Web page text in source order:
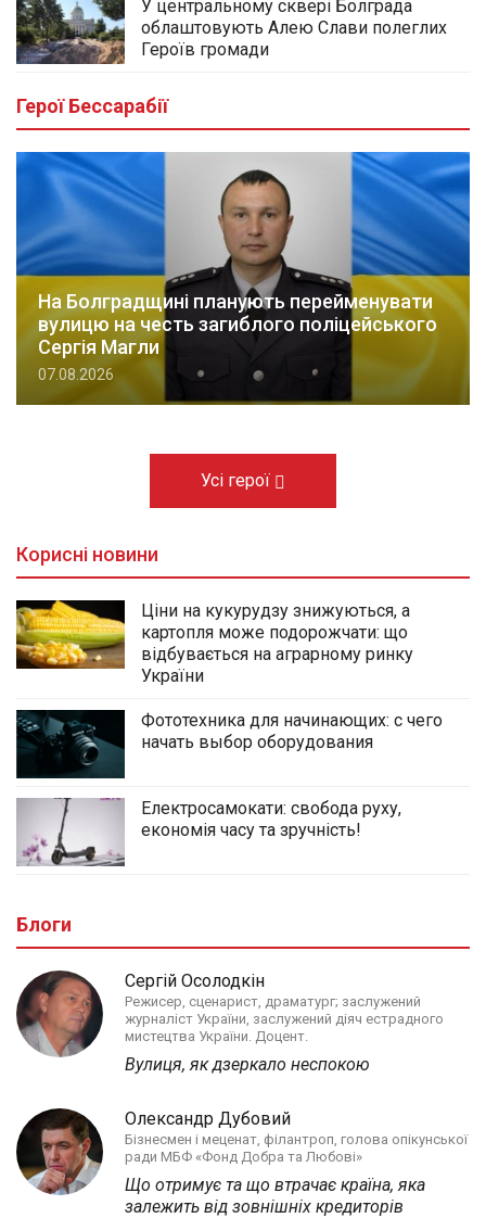
У центральному сквері Болграда
облаштовують Алею Слави полеглих
Героїв громади
Герої Бессарабії
На Болградщині планують перейменувати
вулицю на честь загиблого поліцейського
Сергія Магли
07.08.2026
Усі герої
Корисні новини
Ціни на кукурудзу знижуються, а
картопля може подорожчати: що
відбувається на аграрному ринку
України
Фототехника для начинающих: с чего
начать выбор оборудования
Електросамокати: свобода руху,
економія часу та зручність!
Блоги
Сергій Осолодкін
Режисер, сценарист, драматург; заслужений
журналіст України, заслужений діяч естрадного
мистецтва України. Доцент.
Вулиця, як дзеркало неспокою
Олександр Дубовий
Бізнесмен і меценат, філантроп, голова опікунської
ради МБФ «Фонд Добра та Любові»
Що отримує та що втрачає країна, яка
залежить від зовнішніх кредиторів